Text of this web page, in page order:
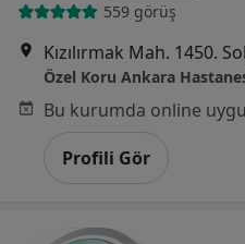
559 görüş
Özel Koru Ankara
Profili Gör